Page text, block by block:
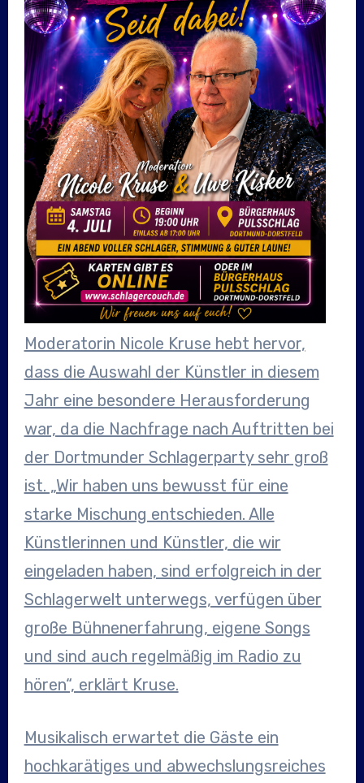
Moderatorin Nicole Kruse hebt hervor,
dass die Auswahl der Künstler in diesem
Jahr eine besondere Herausforderung
war, da die Nachfrage nach Auftritten bei
der Dortmunder Schlagerparty sehr groß
ist. „Wir haben uns bewusst für eine
starke Mischung entschieden. Alle
Künstlerinnen und Künstler, die wir
eingeladen haben, sind erfolgreich in der
Schlagerwelt unterwegs, verfügen über
große Bühnenerfahrung, eigene Songs
und sind auch regelmäßig im Radio zu
hören“, erklärt Kruse.
Musikalisch erwartet die Gäste ein
hochkarätiges und abwechslungsreiches